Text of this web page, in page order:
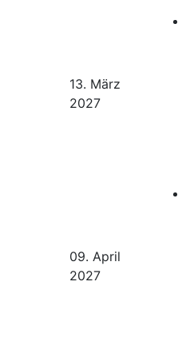
13. März
2027
09. April
2027